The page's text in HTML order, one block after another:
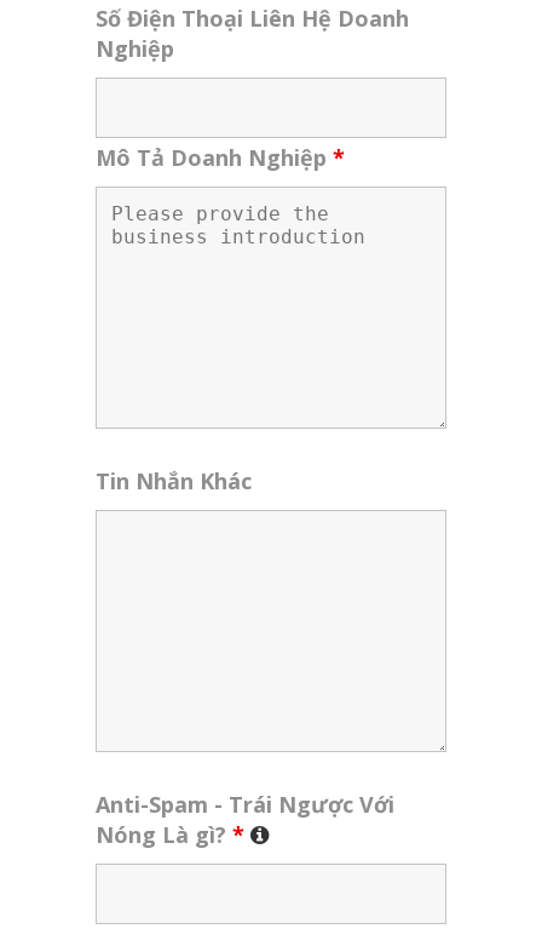
Số Điện Thoại Liên Hệ Doanh
Nghiệp
Mô Tả Doanh Nghiệp *
Tin Nhắn Khác
Anti-Spam - Trái Ngược Với
Nóng Là gì? *